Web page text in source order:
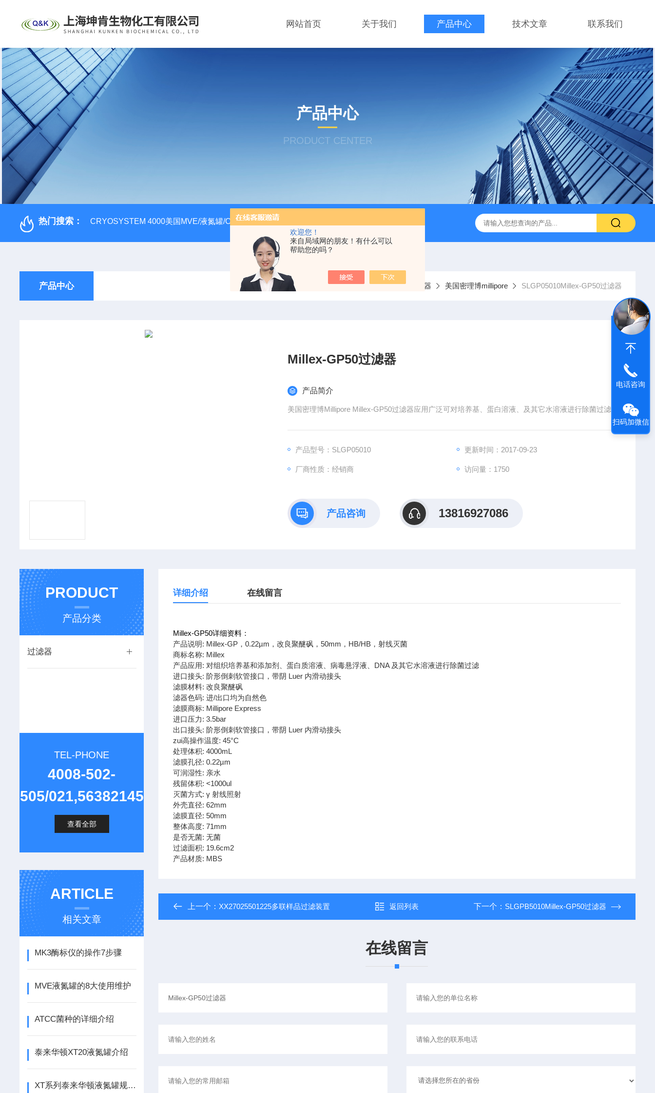
欢迎您！
来自局域网的朋友！有什么可以
帮助您的吗？
网站首页 关于我们 产品中心 技术文章 联系我们
产品中心
PRODUCT CENTER
热门搜索： CRYOSYSTEM 4000美国MVE/液氮罐/CRYOSYSTEM 4000 美国Corning 384孔细胞培养板 安捷伦Agilent色谱柱清单1 产品价格
产品中心 当前位置：首页 产品中心 过滤器 美国密理博millipore SLGP05010Millex-GP50过滤器
Millex-GP50过滤器
产品简介
美国密理博Millipore Millex-GP50过滤器应用广泛可对培养基、蛋白溶液、及其它水溶液进行除菌过滤
产品型号：SLGP05010 更新时间：2017-09-23
厂商性质：经销商 访问量：1750
产品咨询 13816927086
PRODUCT
产品分类
过滤器
TEL-PHONE
4008-502-
505/021,56382145
查看全部
ARTICLE
相关文章
MK3酶标仪的操作7步骤
MVE液氮罐的8大使用维护
ATCC菌种的详细介绍
泰来华顿XT20液氮罐介绍
XT系列泰来华顿液氮罐规格及贮存量介绍
详细介绍 在线留言
Millex-GP50详细资料：
产品说明: Millex-GP，0.22µm，改良聚醚砜，50mm，HB/HB，射线灭菌
商标名称: Millex
产品应用: 对组织培养基和添加剂、蛋白质溶液、病毒悬浮液、DNA 及其它水溶液进行除菌过滤
进口接头: 阶形倒刺软管接口，带阴 Luer 内滑动接头
滤膜材料: 改良聚醚砜
滤器色码: 进/出口均为自然色
滤膜商标: Millipore Express
进口压力: 3.5bar
出口接头: 阶形倒刺软管接口，带阴 Luer 内滑动接头
zui高操作温度: 45°C
处理体积: 4000mL
滤膜孔径: 0.22µm
可润湿性: 亲水
残留体积: <1000ul
灭菌方式: γ 射线照射
外壳直径: 62mm
滤膜直径: 50mm
整体高度: 71mm
是否无菌: 无菌
过滤面积: 19.6cm2
产品材质: MBS
上一个： XX27025501225多联样品过滤装置 返回列表 下一个： SLGPB5010Millex-GP50过滤器
在线留言
电话咨询
扫码加微信